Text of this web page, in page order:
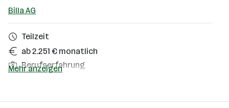
Billa AG
Teilzeit
ab 2.251 € monatlich
Berufserfahrung
Mehr anzeigen